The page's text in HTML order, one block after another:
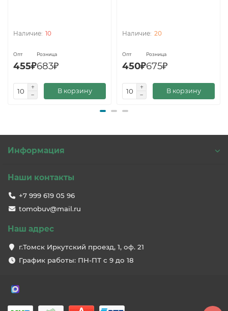
10
Опт
455₽
Розница
683₽
В корзину
20
Опт
450₽
Розница
675₽
В корзину
Информация
Наши контакты
+7 999 619 05 96
tomobuv@mail.ru
Наш адрес
г.Томск Иркутский проезд, 1, оф. 21
График работы: ПН-ПТ с 9 до 18